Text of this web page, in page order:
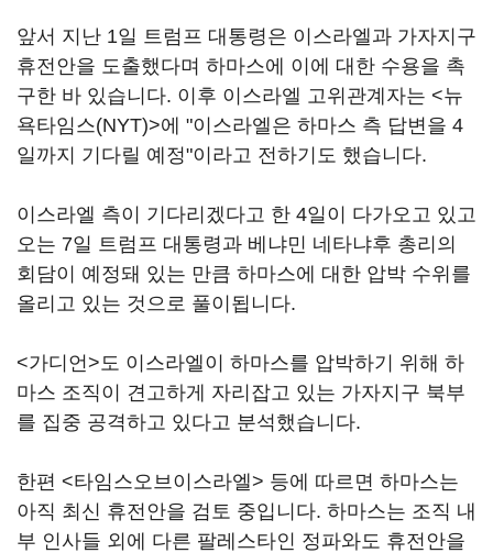
앞서 지난 1일 트럼프 대통령은 이스라엘과 가자지구
휴전안을 도출했다며 하마스에 이에 대한 수용을 촉
구한 바 있습니다. 이후 이스라엘 고위관계자는 <뉴
욕타임스(NYT)>에 "이스라엘은 하마스 측 답변을 4
일까지 기다릴 예정"이라고 전하기도 했습니다.
이스라엘 측이 기다리겠다고 한 4일이 다가오고 있고
오는 7일 트럼프 대통령과 베냐민 네타냐후 총리의
회담이 예정돼 있는 만큼 하마스에 대한 압박 수위를
올리고 있는 것으로 풀이됩니다.
<가디언>도 이스라엘이 하마스를 압박하기 위해 하
마스 조직이 견고하게 자리잡고 있는 가자지구 북부
를 집중 공격하고 있다고 분석했습니다.
한편 <타임스오브이스라엘> 등에 따르면 하마스는
아직 최신 휴전안을 검토 중입니다. 하마스는 조직 내
부 인사들 외에 다른 팔레스타인 정파와도 휴전안을